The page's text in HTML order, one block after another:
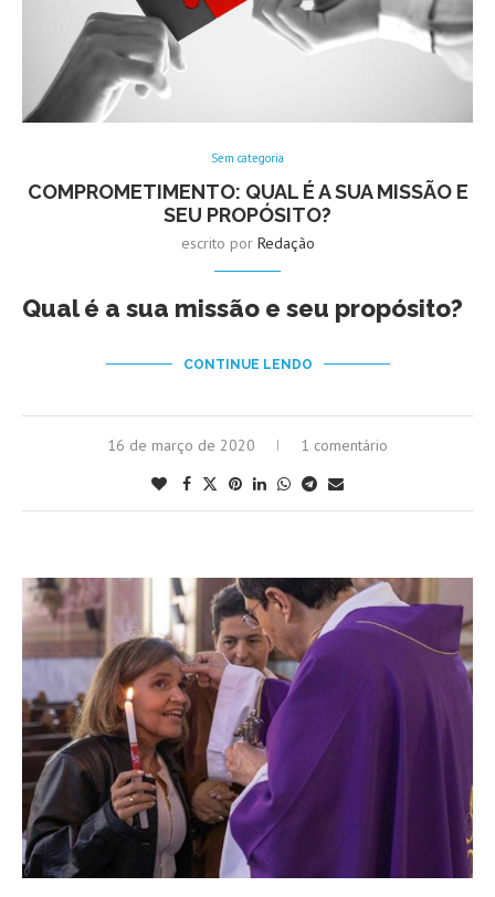
Sem categoria
COMPROMETIMENTO: QUAL É A SUA MISSÃO E
SEU PROPÓSITO?
escrito por Redação
Qual é a sua missão e seu propósito?
CONTINUE LENDO
16 de março de 2020 1 comentário